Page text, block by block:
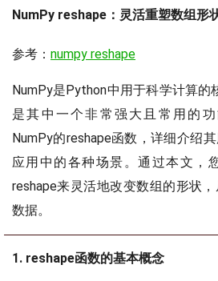
NumPy reshape：灵活重塑数组形
参考： numpy reshape
NumPy是Python中用于科学计算的
是其中一个非常强大且常用的
NumPy的reshape函数，详细介绍
应用中的各种场景。通过本文，
reshape来灵活地改变数组的形状
数据。
1. reshape函数的基本概念